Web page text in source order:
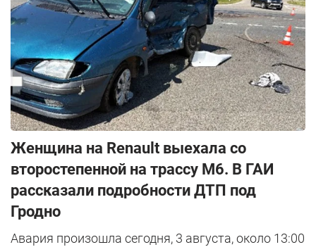
Женщина на Renault выехала со
второстепенной на трассу М6. В ГАИ
рассказали подробности ДТП под
Гродно
Авария произошла сегодня, 3 августа, около 13:00